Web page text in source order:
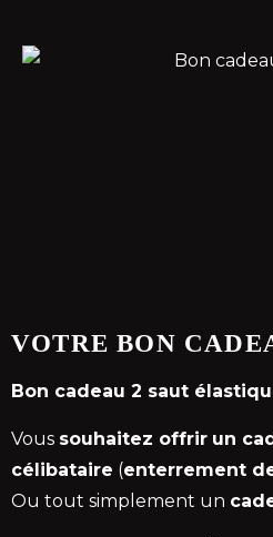
VOTRE BON
Bon cadeau 2 saut
Vous souhaitez offrir un
célibataire (enterrement
Ou tout simplement un